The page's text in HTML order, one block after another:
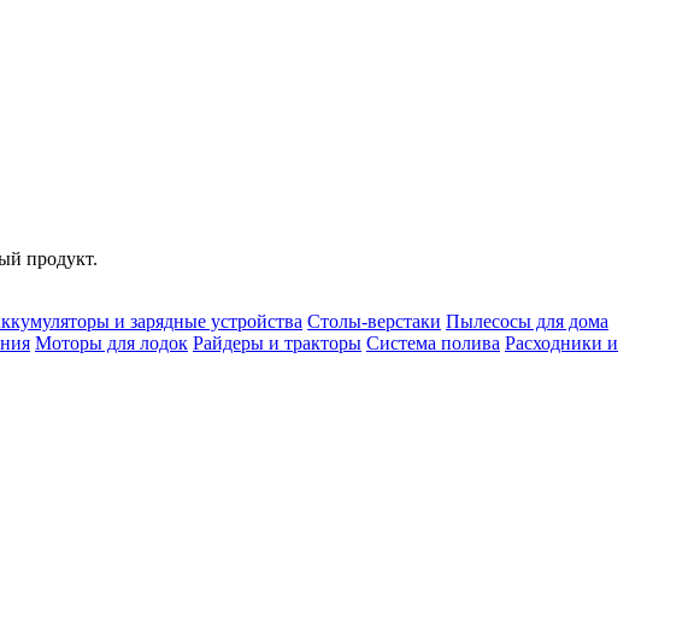
продукт.
и зарядные устройства Столы-верстаки Пылесосы для дома
Моторы для лодок Райдеры и тракторы Система полива Расходники и